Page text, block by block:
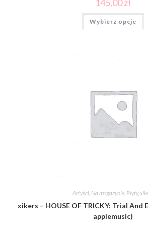
145,00zł
Wybierz opcje
Artyści, Na magazynie, Płyty,
xikers – HOUSE OF TRICKY: Trial
applemusic)